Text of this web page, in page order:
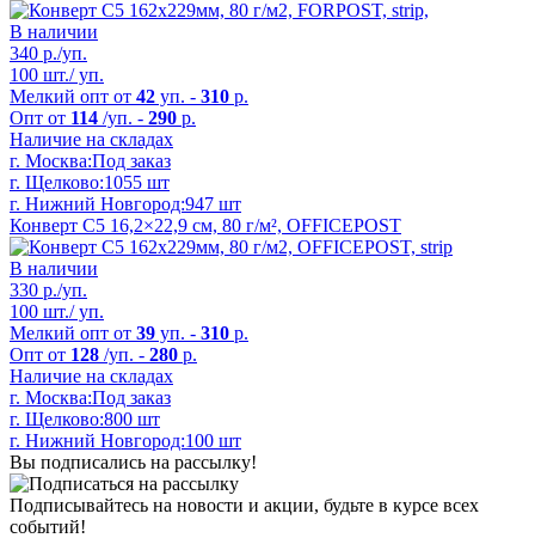
В наличии
340 р./уп.
100 шт./ уп.
Мелкий опт от 42 уп. - 310 р.
Опт от 114 /уп. - 290 р.
Наличие на складах
г. Москва:Под заказ
г. Щелково:1055 шт
г. Нижний Новгород:947 шт
Конверт C5 16,2×22,9 см, 80 г/м², OFFICEPOST
В наличии
330 р./уп.
100 шт./ уп.
Мелкий опт от 39 уп. - 310 р.
Опт от 128 /уп. - 280 р.
Наличие на складах
г. Москва:Под заказ
г. Щелково:800 шт
г. Нижний Новгород:100 шт
Вы подписались на рассылку!
Подписывайтесь на новости и акции, будьте в курсе всех
событий!